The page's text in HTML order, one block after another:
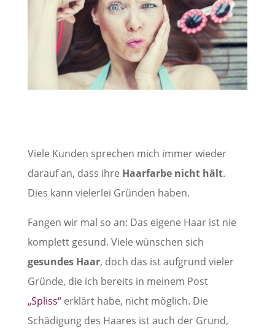
Viele Kunden sprechen mich immer wieder
darauf an, dass ihre Haarfarbe nicht hält.
Dies kann vielerlei Gründen haben.
Fangen wir mal so an: Das eigene Haar ist nie
komplett gesund. Viele wünschen sich
gesundes Haar, doch das ist aufgrund vieler
Gründe, die ich bereits in meinem Post
„Spliss“erklärt habe, nicht möglich. Die
Schädigung des Haares ist auch der Grund,